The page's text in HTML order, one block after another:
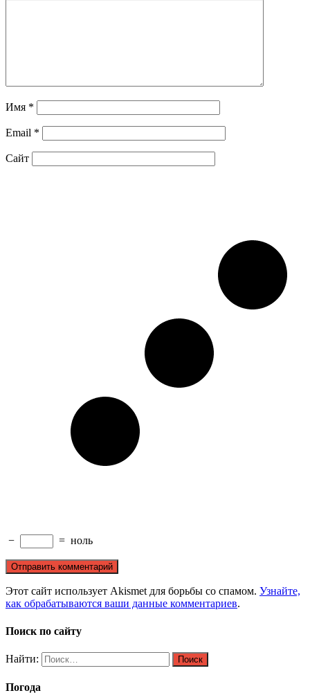
Имя *
Email *
Сайт
− = ноль
Этот сайт использует Akismet для борьбы со спамом. Узнайте,
как обрабатываются ваши данные комментариев.
Поиск по сайту
Найти:
Погода